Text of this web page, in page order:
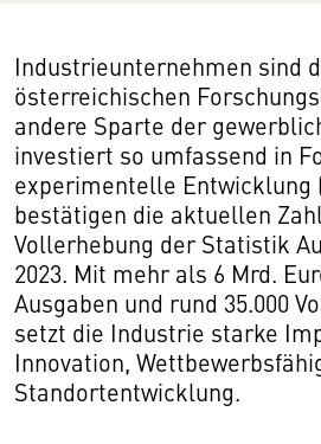
Industrieunternehmen sind
österreichischen
andere Sparte der
investiert so umfassend in
experimentelle Entwicklung
bestätigen die aktuellen
Vollerhebung der Statistik
2023. Mit mehr als 6 Mrd.
Ausgaben und rund 35.000
setzt die Industrie starke
Innovation,
Standortentwicklung.